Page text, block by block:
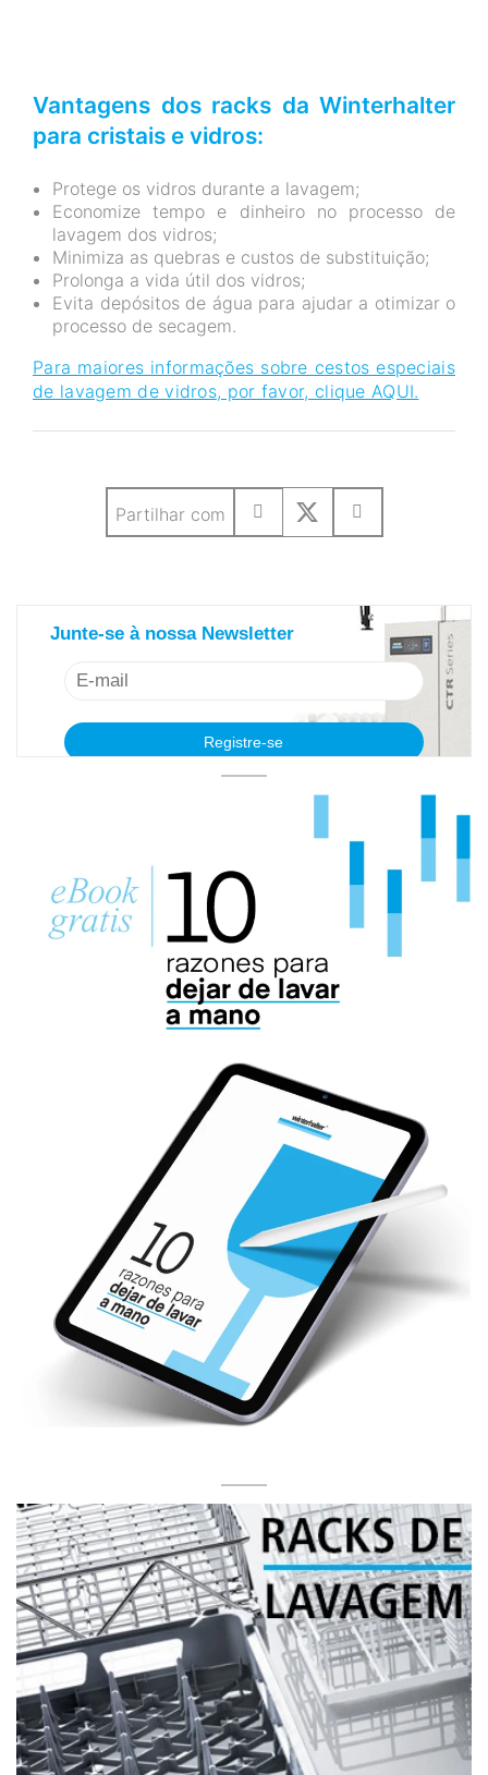
Vantagens dos racks da Winterhalter
para cristais e vidros:
Protege os vidros durante a lavagem;
Economize tempo e dinheiro no processo de
lavagem dos vidros;
Minimiza as quebras e custos de substituição;
Prolonga a vida útil dos vidros;
Evita depósitos de água para ajudar a otimizar o
processo de secagem.
Para maiores informações sobre cestos especiais
de lavagem de vidros, por favor, clique AQUI.
Partilhar com
Junte-se à nossa Newsletter